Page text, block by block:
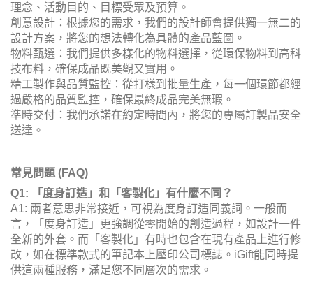
理念、活動目的、目標受眾及預算。
創意設計：根據您的需求，我們的設計師會提供獨一無二的
設計方案，將您的想法轉化為具體的產品藍圖。
物料甄選：我們提供多樣化的物料選擇，從環保物料到高科
技布料，確保成品既美觀又實用。
精工製作與品質監控：從打樣到批量生產，每一個環節都經
過嚴格的品質監控，確保最終成品完美無瑕。
準時交付：我們承諾在約定時間內，將您的專屬訂製品安全
送達。
常見問題 (FAQ)
Q1: 「度身訂造」和「客製化」有什麼不同？
A1: 兩者意思非常接近，可視為度身訂造同義詞。一般而
言，「度身訂造」更強調從零開始的創造過程，如設計一件
全新的外套。而「客製化」有時也包含在現有產品上進行修
改，如在標準款式的筆記本上壓印公司標誌。iGift能同時提
供這兩種服務，滿足您不同層次的需求。